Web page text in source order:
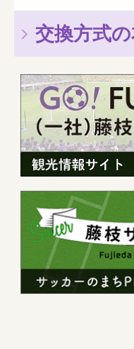
交換方式